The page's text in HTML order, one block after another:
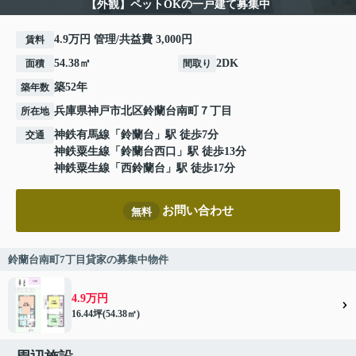
【外観】ペットOKの一戸建て募集中
賃料 4.9万円 管理/共益費 3,000円
面積 54.38㎡ 間取り 2DK
築年数 築52年
所在地 兵庫県神戸市北区鈴蘭台南町 ７丁目
交通 神鉄有馬線 「 鈴蘭台 」駅 徒歩7分
神鉄粟生線 「 鈴蘭台西口 」駅 徒歩13分
神鉄粟生線 「 西鈴蘭台 」駅 徒歩17分
無料 お問い合わせ
鈴蘭台南町7丁目貸家の募集中物件
4.9万円
16.44坪(54.38㎡)